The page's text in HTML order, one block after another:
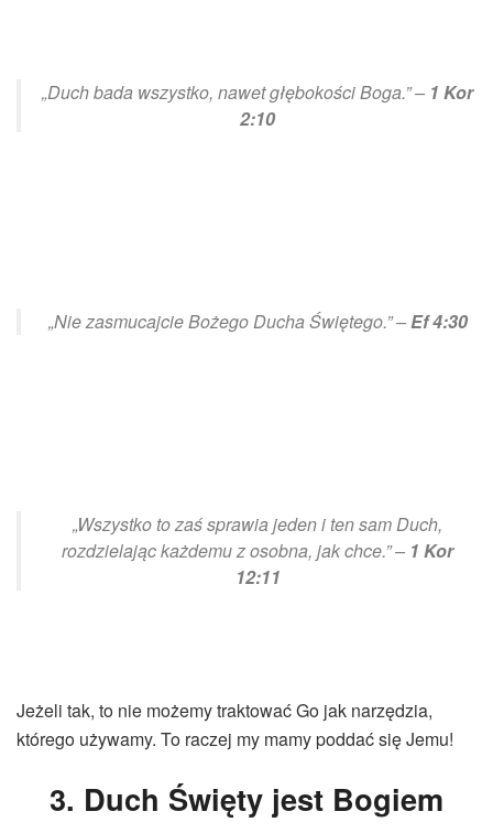
„Duch bada wszystko, nawet głębokości Boga.” – 1 Kor
2:10
„Nie zasmucajcie Bożego Ducha Świętego.” –Ef 4:30
„Wszystko to zaś sprawia jeden i ten sam Duch,
rozdzielając każdemu z osobna, jak chce.” – 1 Kor
12:11
Jeżeli tak, to nie możemy traktować Go jak narzędzia,
którego używamy. To raczej my mamy poddać się Jemu!
3. Duch Święty jest Bogiem